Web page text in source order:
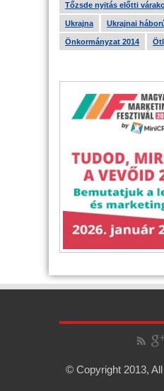
Tőzsde nyitás előtti
Ukrajna Ukrajnai
Önkormányzat 2014
© Copyright 2013,